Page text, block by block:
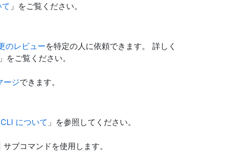
」をご覧ください。
のレビューを特定の人に依頼できます。 詳しく
」をご覧ください。
ージできます。
について 」を参照してください。
サブコマンドを使用します。